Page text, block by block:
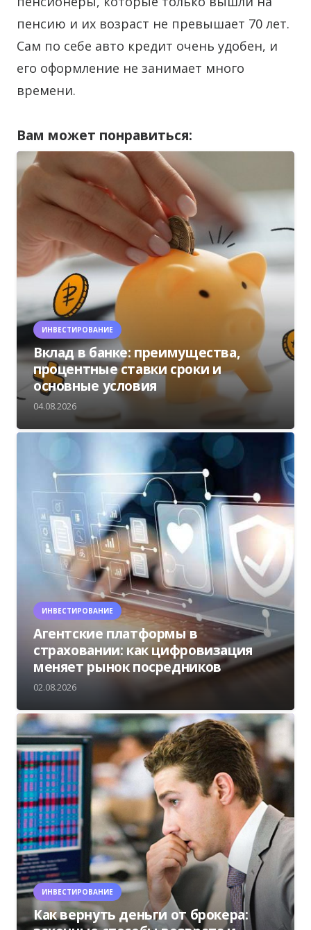
пенсию и их возраст не превышает 70 лет.
Сам по себе авто кредит очень удобен, и
его оформление не занимает много
времени.
Вам может понравиться:
ИНВЕСТИРОВАНИЕ
Вклад в банке: преимущества,
процентные ставки сроки и
основные условия
04.08.2026
ИНВЕСТИРОВАНИЕ
Агентские платформы в
страховании: как цифровизация
меняет рынок посредников
02.08.2026
ИНВЕСТИРОВАНИЕ
Как вернуть деньги от брокера: